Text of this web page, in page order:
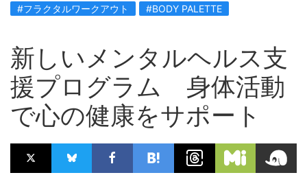
#フラクタルワークアウト
#BODY PALETTE
新しいメンタルヘルス支
援プログラム 身体活動
で心の健康をサポート